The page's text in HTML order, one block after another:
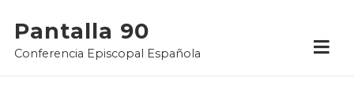
content
Pantalla 90
Conferencia Episcopal Española